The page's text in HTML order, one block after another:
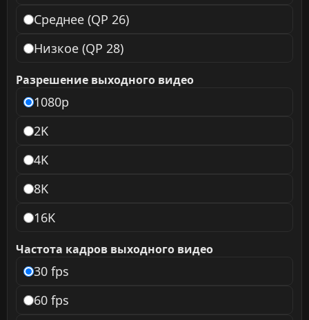
Среднее (QP 26)
Низкое (QP 28)
Разрешение выходного видео
1080p
2K
4K
8K
16K
Частота кадров выходного видео
30 fps
60 fps